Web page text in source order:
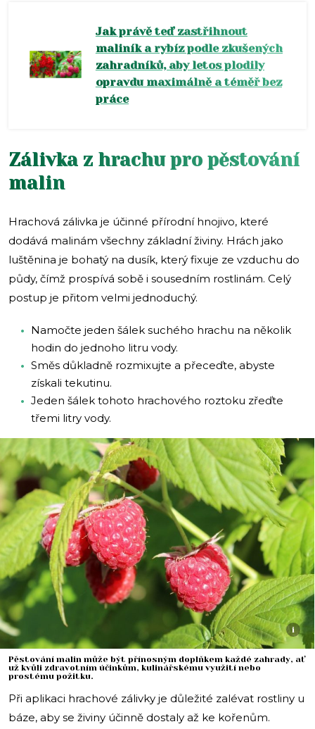
Jak právě teď zastřihnout
maliník a rybíz podle zkušených
zahradníků, aby letos plodily
opravdu maximálně a téměř bez
práce
Zálivka z hrachu pro pěstování
malin
Hrachová zálivka je účinné přírodní hnojivo, které
dodává malinám všechny základní živiny. Hrách jako
luštěnina je bohatý na dusík, který fixuje ze vzduchu do
půdy, čímž prospívá sobě i sousedním rostlinám. Celý
postup je přitom velmi jednoduchý.
Namočte jeden šálek suchého hrachu na několik
hodin do jednoho litru vody.
Směs důkladně rozmixujte a přeceďte, abyste
získali tekutinu.
Jeden šálek tohoto hrachového roztoku zřeďte
třemi litry vody.
i
Pěstování malin může být přínosným doplňkem každé zahrady, ať
už kvůli zdravotním účinkům, kulinářskému využití nebo
prostému požitku.
Při aplikaci hrachové zálivky je důležité zalévat rostliny u
báze, aby se živiny účinně dostaly až ke kořenům.